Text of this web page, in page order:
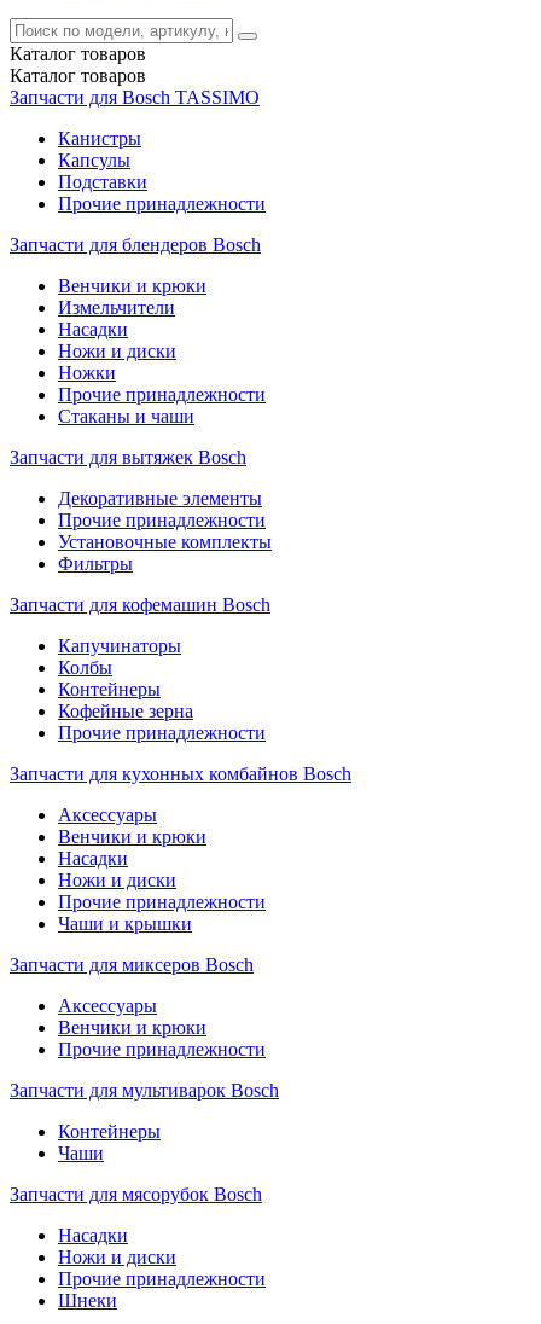
Каталог товаров
Каталог товаров
Запчасти для Bosch TASSIMO
Канистры
Капсулы
Подставки
Прочие принадлежности
Запчасти для блендеров Bosch
Венчики и крюки
Измельчители
Насадки
Ножи и диски
Ножки
Прочие принадлежности
Стаканы и чаши
Запчасти для вытяжек Bosch
Декоративные элементы
Прочие принадлежности
Установочные комплекты
Фильтры
Запчасти для кофемашин Bosch
Капучинаторы
Колбы
Контейнеры
Кофейные зерна
Прочие принадлежности
Запчасти для кухонных комбайнов Bosch
Аксессуары
Венчики и крюки
Насадки
Ножи и диски
Прочие принадлежности
Чаши и крышки
Запчасти для миксеров Bosch
Аксессуары
Венчики и крюки
Прочие принадлежности
Запчасти для мультиварок Bosch
Контейнеры
Чаши
Запчасти для мясорубок Bosch
Насадки
Ножи и диски
Прочие принадлежности
Шнеки